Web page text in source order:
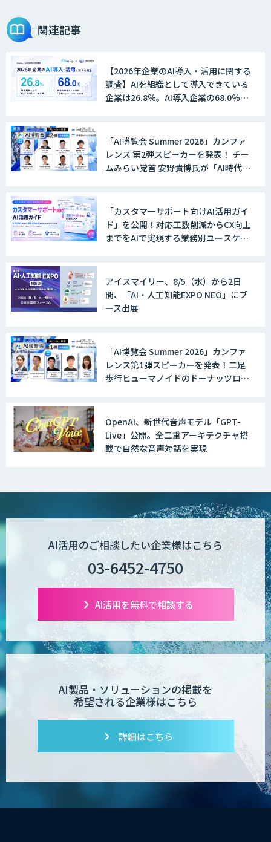
関連記事
【2026年企業のAI導入・活用に関する
調査】AIを組織として導入できている
企業は26.8％。AI導入企業の68.0％
「AI博覧会 Summer 2026」カンファ
レンス 第2弾スピーカーを発表！ チー
ムみらい党首 安野貴博氏が「AI時代の
事例も公開
「カスタマーサポート向けAI活用ガイ
ド」を公開！対応工数削減からCX向上
までをAIで実現する業務別ユースケー
アイスマイリー、8/5（水）から2日
間、「AI・人工知能EXPO NEO」にブ
ース出展
「AI博覧会 Summer 2026」カンファ
レンス第1弾スピーカーを発表！二足
歩行ヒューマノイドのドーナッツロボ
OpenAI、新世代音声モデル「GPT-
Live」公開。全二重アーキテクチャ搭
載で自然な音声対話を実現
AI活用のご相談したい企業様はこちら
03-6452-4750
AI活用を無料で相談する
AI製品・ソリューションの掲載を
希望される企業様はこちら
詳細はこちら